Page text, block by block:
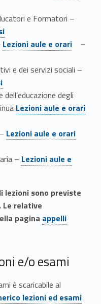
e Formatori –
Link identifier #identifier__154817-12Lezioni aule e orari–
e dei servizi sociali –
degli
Link identifier #identifier__65283-16
Lezioni aule e orari
Link identifier #identifier__63655-18
Lezioni aule e orari
– Link identifier #identifier__8973-20
Lezioni aule e
lezioni sono previste
relative
pagina appelli
e/o esami
è scaricabile al
lezioni ed esami